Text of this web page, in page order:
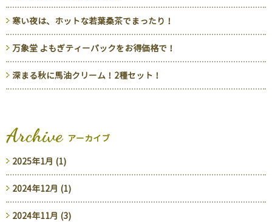
寒い夜は、ホットな若葉桑茶でまったり！
万象堂 よもぎティーパックをお得価格で！
深まる秋に馬油クリーム！2種セット！
Archive アーカイブ
2025年1月 (1)
2024年12月 (1)
2024年11月 (3)